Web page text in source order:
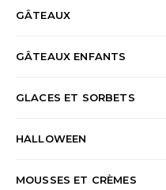
GÂTEAUX
GÂTEAUX ENFANTS
GLACES ET SORBETS
HALLOWEEN
MOUSSES ET CRÈMES